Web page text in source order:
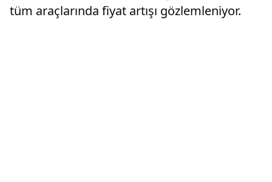
tüm araçlarında fiyat artışı gözlemleniyor.